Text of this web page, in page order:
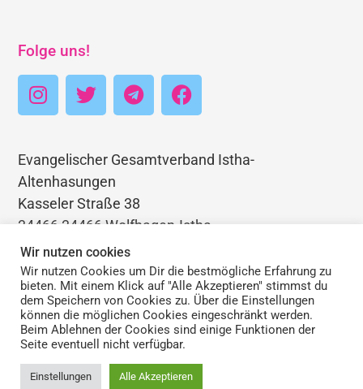
Folge uns!
Evangelischer Gesamtverband Istha-
Altenhasungen
Kasseler Straße 38
34466 34466 Wolfhagen-Istha
Telefon: 05692 3403768
E-Mail: pfarramt.istha@ekkw.de
Impressum | Haftungsauschluss | Datenschutz
Wir nutzen cookies
Wir nutzen Cookies um Dir die bestmögliche Erfahrung zu
bieten. Mit einem Klick auf "Alle Akzeptieren" stimmst du
dem Speichern von Cookies zu. Über die Einstellungen
können die möglichen Cookies eingeschränkt werden.
Beim Ablehnen der Cookies sind einige Funktionen der
Seite eventuell nicht verfügbar.
Einstellungen Alle Akzeptieren